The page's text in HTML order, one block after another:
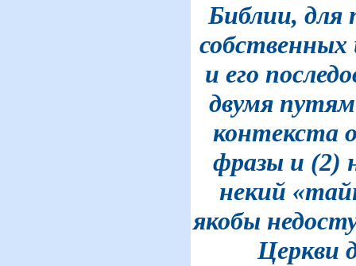
Библии, для
и его
двумя
контекста
фразы и (2)
некий
якобы
Церкви